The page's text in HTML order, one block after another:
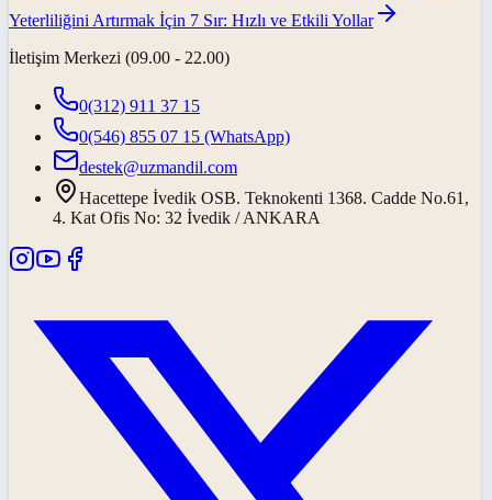
Yeterliliğini Artırmak İçin 7 Sır: Hızlı ve Etkili Yollar
İletişim Merkezi (09.00 - 22.00)
0(312) 911 37 15
0(546) 855 07 15 (WhatsApp)
destek@uzmandil.com
Hacettepe İvedik OSB. Teknokenti 1368. Cadde No.61,
4. Kat Ofis No: 32 İvedik / ANKARA